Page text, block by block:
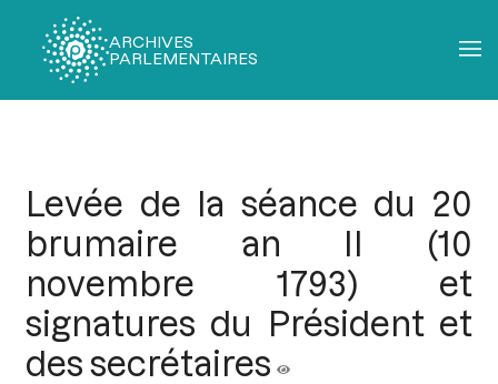
ARCHIVES
PARLEMENTAIRES
Levée de la séance du 20
brumaire an II (10
novembre 1793) et
signatures du Président et
des secrétaires